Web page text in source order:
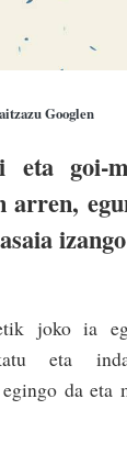
Googlen
eta goi-
arren,
joko ia
eta
da eta